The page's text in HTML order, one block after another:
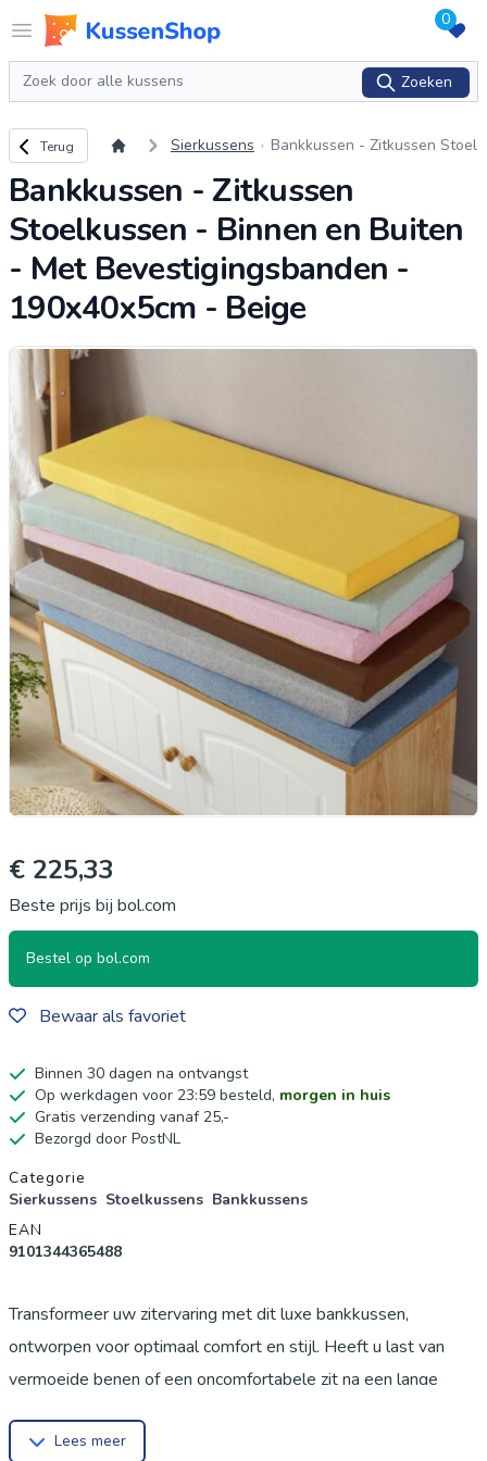
Open menu
Logo www.kussenshop.nl 0
Zoeken
Zoeken
Terug naar overzicht
Terug Sierkussens
Bankkussen - Zitkussen Stoel
Met Bevestigingsbanden - 19
Bankkussen - Zitkussen
Stoelkussen - Binnen en Buiten
- Met Bevestigingsbanden -
190x40x5cm - Beige
€ 225,33
Beste prijs bij bol.com
Bestel op bol.com
Bewaar als favoriet
Binnen 30 dagen na ontvangst
Op werkdagen voor 23:59 besteld, morgen in huis
Gratis verzending vanaf 25,-
Bezorgd door PostNL
Productgegevens
Categorie
Sierkussens Stoelkussens Bankkussens
EAN
9101344365488
Transformeer uw zitervaring met dit luxe bankkussen,
ontworpen voor optimaal comfort en stijl. Heeft u last van
vermoeide benen of een oncomfortabele zit na een lange
bestaande meubilair te verhogen. Dit veelzijdige kussen is
Lees meer